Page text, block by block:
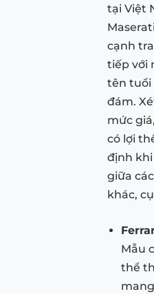
tại Việt
cạnh
tiếp với
tên tuổi
đám.
mức
có lợi
định
giữa
khác,
Mẫu
thể